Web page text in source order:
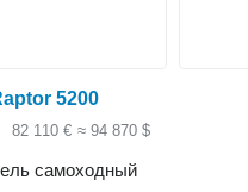
5200
82 110 € ≈ 94 870 $
самоходный